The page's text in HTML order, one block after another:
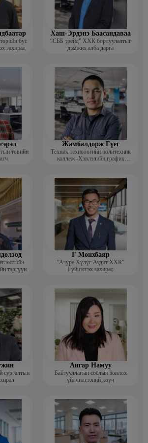
бус
захирал
Хаш-Эрдэнэ Баасандаваа
“СББ трейд” ХХК борлуулалтыг
дэмжих алба дарга
төвийн
Жамбалдорж Гүег
Техник технологийн политехник
коллеж -Хэвлэлийн график
тэргүүн
Г Мөнхбаяр
"Азуре Хүлүг Аудит ХХК"
Гүйцэтгэх захирал
сургалтын
Ангар Намуу
Байгууллагын соёлын зөвлөх
үйлчилгээний көүч